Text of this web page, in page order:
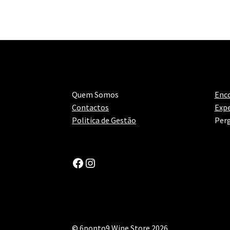
Quem Somos
Contactos
Politica de Gestão
Facebook
Instagram